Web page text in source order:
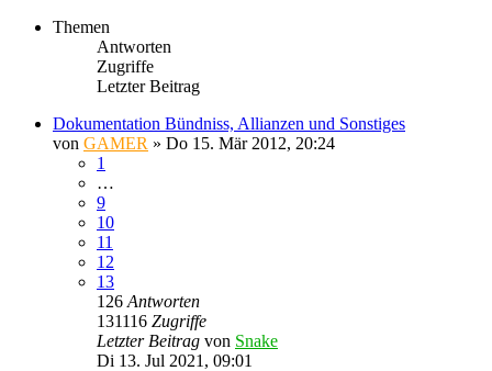
Themen
Antworten
Zugriffe
Letzter Beitrag
Dokumentation Bündniss, Allianzen und Sonstiges
von GAMER » Do 15. Mär 2012, 20:24
1
…
9
10
11
12
13
126 Antworten
131116 Zugriffe
Letzter Beitrag von Snake
Di 13. Jul 2021, 09:01